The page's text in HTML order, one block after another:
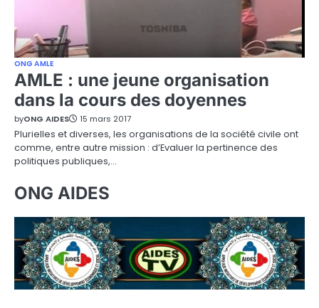
ONG AMLE
AMLE : une jeune organisation
dans la cours des doyennes
byONG AIDES 15 mars 2017
Plurielles et diverses, les organisations de la société civile ont
comme, entre autre mission : d’Evaluer la pertinence des
politiques publiques,…
ONG AIDES